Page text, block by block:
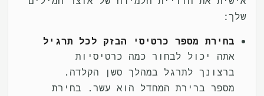
שלך:
בחירת מספר כרטיסי הבזק לכל תרגיל
אתה יכול לבחור כמה כרטיסיות
ברצונך לתרגל במהלך סשן הקלדה.
מספר ברירת המחדל הוא עשר. בחירת